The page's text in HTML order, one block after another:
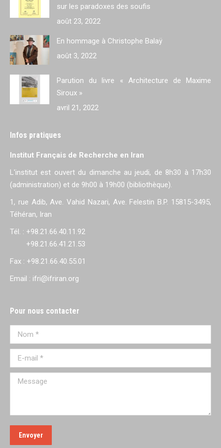
sur les paradoxes des soufis
août 23, 2022
En hommage à Christophe Balaÿ
août 3, 2022
Parution du livre « Architecture de Maxime
Siroux »
avril 21, 2022
Infos pratiques
Institut Français de Recherche en Iran
L'institut est ouvert du dimanche au jeudi, de 8h30 à 17h30
(administration) et de 9h00 à 19h00 (bibliothèque).
1, rue Adib, Ave. Vahid Nazari, Ave. Felestin B.P. 15815-3495,
Téhéran, Iran
Tél. : +98.21.66.40.11.92
+98.21.66.41.21.53
Fax : +98.21.66.40.55.01
Email : ifri@ifriran.org
Pour nous contacter
Nom *
E-mail *
Message
Envoyer